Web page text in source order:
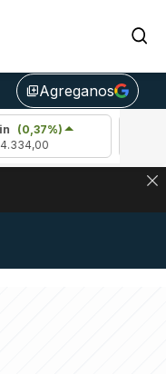
library_addAgreganos
LOS PRECIOS DE